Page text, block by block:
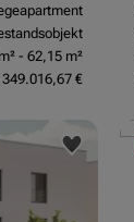
- 62,15 m²
€